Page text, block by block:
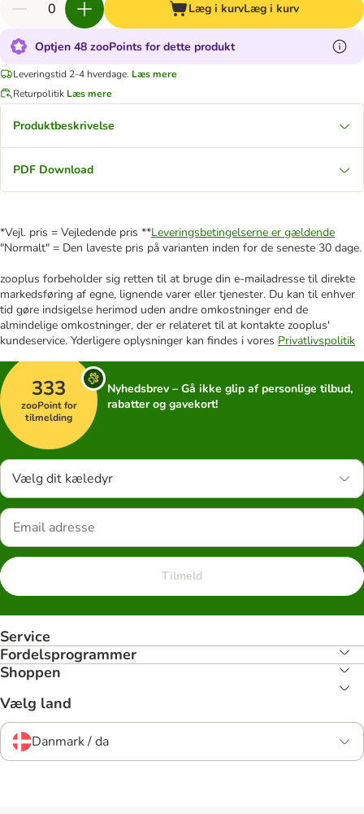
Læg i kurvLæg i kurv
Optjen 48 zooPoints for dette produkt
Leveringstid 2-4 hverdage. Læs mere
Returpolitik Læs mere
Produktbeskrivelse
PDF Download
*Vejl. pris = Vejledende pris **Leveringsbetingelserne er gældende
"Normalt" = Den laveste pris på varianten inden for de seneste 30 dage.
zooplus forbeholder sig retten til at bruge din e-mailadresse til direkte
markedsføring af egne, lignende varer eller tjenester. Du kan til enhver
tid gøre indsigelse herimod uden andre omkostninger end de
almindelige omkostninger, der er relateret til at kontakte zooplus'
kundeservice. Yderligere oplysninger kan findes i vores Privatlivspolitik
333
zooPoint for
tilmelding
Nyhedsbrev – Gå ikke glip af personlige tilbud,
rabatter og gavekort!
Vælg dit kæledyr
Tilmeld
Service
Fordelsprogrammer
Shoppen
Vælg land
Danmark / da